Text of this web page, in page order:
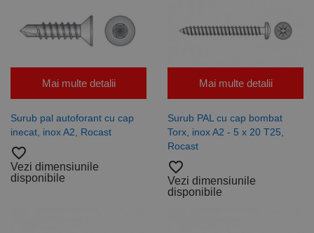
Mai multe detalii
Surub pal autoforant cu cap
inecat, inox A2, Rocast
favorite_border
Vezi dimensiunile
disponibile
Mai multe detalii
Surub PAL cu cap bombat
Torx, inox A2 - 5 x 20 T25,
Rocast
favorite_border
Vezi dimensiunile
disponibile